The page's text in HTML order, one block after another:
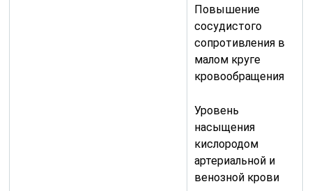
Повышение
сосудистого
сопротивления в
малом круге
кровообращения
Уровень
насыщения
кислородом
артериальной и
венозной крови